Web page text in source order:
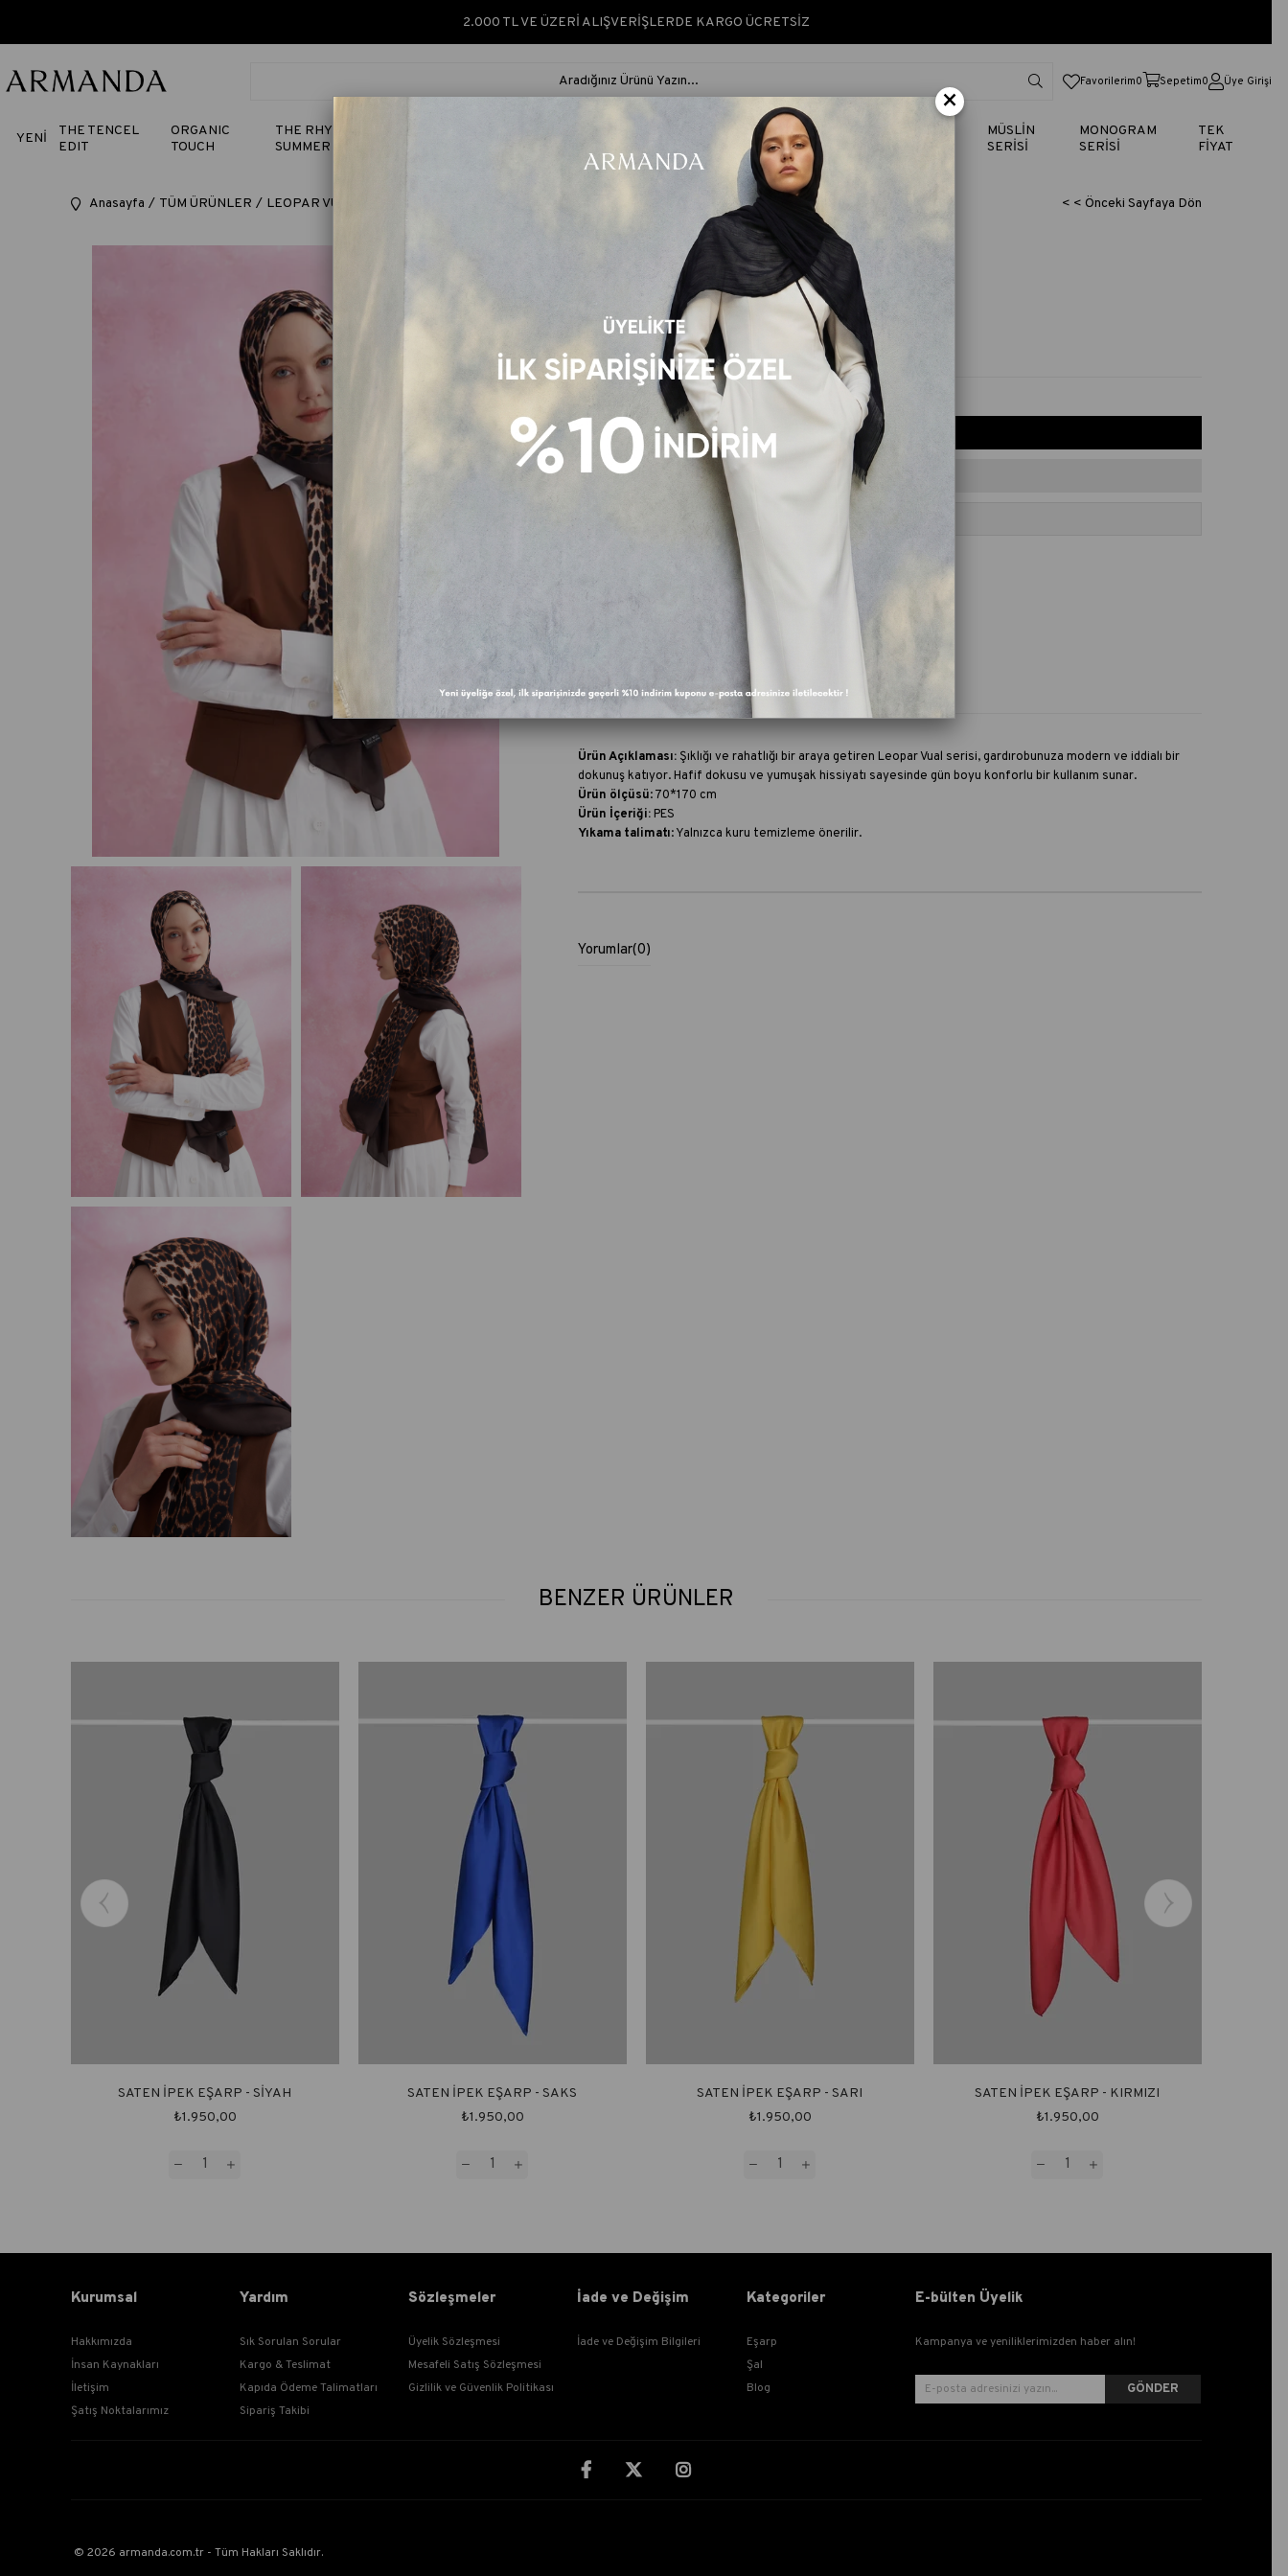
2.000 TL VE ÜZERİ ALIŞVERİŞLERDE KARGO ÜCRETSİZ
Favorilerim0 Sepetim0 Üye Girişi
YENİ
THE TENCEL
EDIT
ORGANIC
TOUCH
THE RHYTHM OF
SUMMER
İPEK ŞAL &
EŞARP
MÜSLİN
SERİSİ
MONOGRAM
SERİSİ
TEK
FİYAT
Anasayfa TÜM ÜRÜNLER LEOPAR VUAL DEGRADE DESEN ŞAL - ACI KAHVE < < Önceki Sayfaya Dön
LEOPAR VUAL DEGRADE DESEN ŞAL - ACI KAHVE
Ürün Kodu: 6037
Renk Kodu: 247
₺750,00
ARMND160370247
FAVORILERE EKLE
Fiyat Düşünce Haber Ver
Paylaş :
Ürün Özellikleri
Ürün Açıklaması: Şıklığı ve rahatlığı bir araya getiren Leopar Vual serisi, gardırobunuza modern ve iddialı bir
dokunuş katıyor. Hafif dokusu ve yumuşak hissiyatı sayesinde gün boyu konforlu bir kullanım sunar.
Ürün ölçüsü: 70*170 cm
Ürün İçeriği:PES
Yıkama talimatı:Yalnızca kuru temizleme önerilir.
Yorumlar(0)
BENZER ÜRÜNLER
SATEN İPEK EŞARP - SİYAH
₺1.950,00
SATEN İPEK EŞARP - SAKS
₺1.950,00
SATEN İPEK EŞARP - SARI
₺1.950,00
SATEN İPEK EŞARP - KIRMIZI
₺1.950,00
Kurumsal
Hakkımızda
İnsan Kaynakları
İletişim
Şatış Noktalarımız
Yardım
Sık Sorulan Sorular
Kargo & Teslimat
Kapıda Ödeme Talimatları
Sipariş Takibi
Sözleşmeler
Üyelik Sözleşmesi
Mesafeli Satış Sözleşmesi
Gizlilik ve Güvenlik Politikası
İade ve Değişim
İade ve Değişim Bilgileri
Kategoriler
Eşarp
Şal
Blog
E-bülten Üyelik
Kampanya ve yeniliklerimizden haber alın!
GÖNDER
© 2026 armanda.com.tr - Tüm Hakları Saklıdır.
×